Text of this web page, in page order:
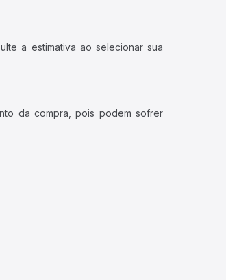
a estimativa ao selecionar sua
da compra, pois podem sofrer